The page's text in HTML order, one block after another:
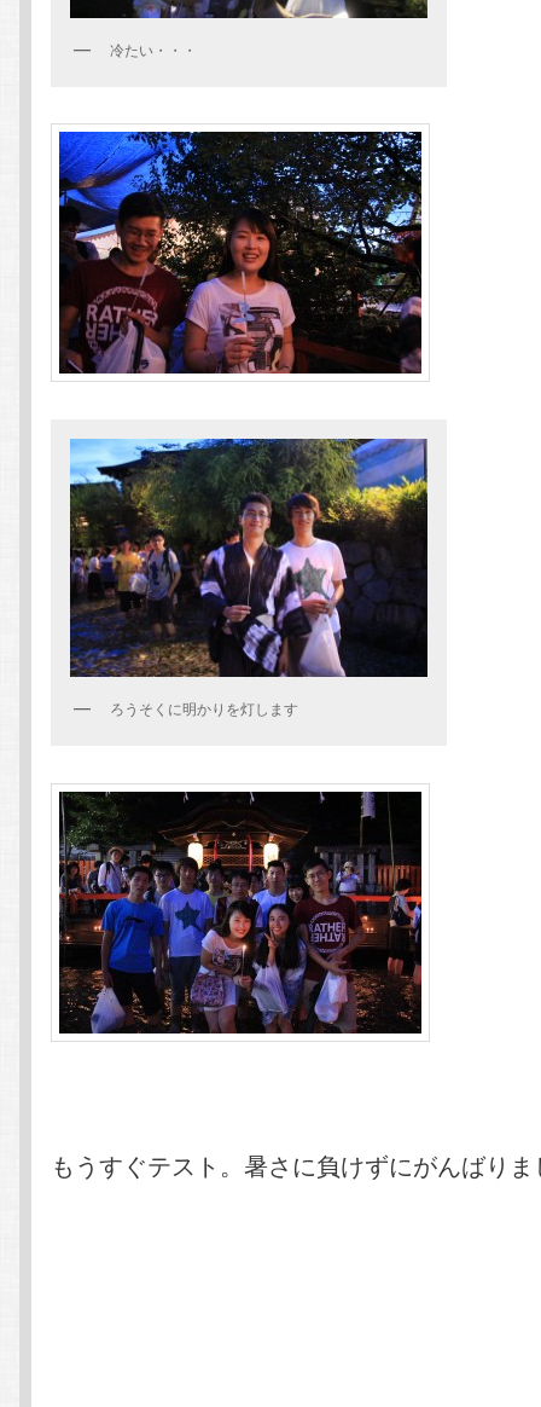
冷たい・・・
ろうそくに明かりを灯します
もうすぐテスト。暑さに負けずにがんばり